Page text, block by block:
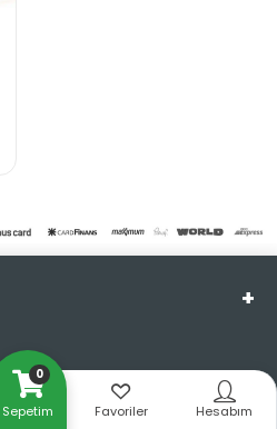
0
Sepetim Favoriler Hesabım